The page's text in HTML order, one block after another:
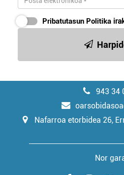
Pribatutasun Politika
943 34
Nafarroa etorbidea 26,
Nor